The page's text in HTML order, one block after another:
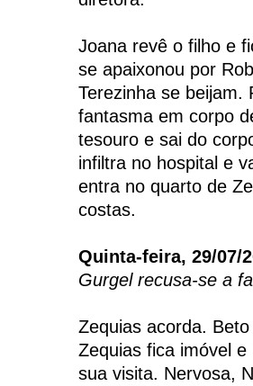
Joana revê o filho e
se apaixonou por
Terezinha se beijam.
fantasma em corpo
tesouro e sai do
infiltra no hospital e
entra no quarto de
costas.
Quinta-feira, 29/07/
Gurgel recusa-se a
Zequias acorda.
Zequias fica imóvel
sua visita. Nervosa,